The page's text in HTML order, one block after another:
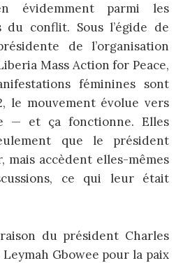
évidemment parmi les
du conflit. Sous l’égide de
de l’organisation
Mass Action for Peace,
féminines sont
le mouvement évolue vers
— et ça fonctionne. Elles
que le président
mais accèdent elles-mêmes
ce qui leur était
du président Charles
Gbowee pour la paix